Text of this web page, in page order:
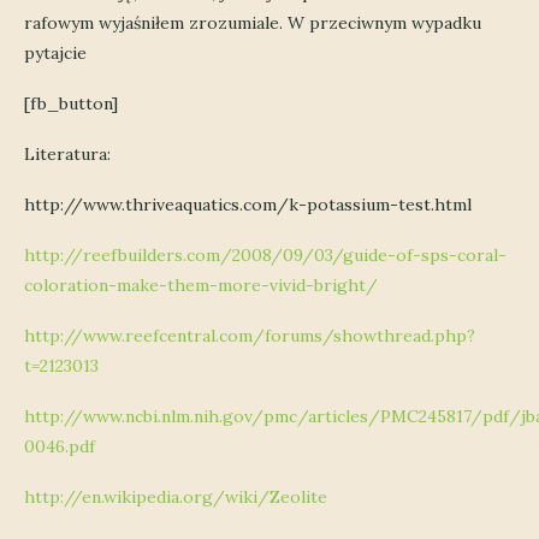
rafowym wyjaśniłem zrozumiale. W przeciwnym wypadku
pytajcie
[fb_button]
Literatura:
http://www.thriveaquatics.com/k-potassium-test.html
http://reefbuilders.com/2008/09/03/guide-of-sps-coral-
coloration-make-them-more-vivid-bright/
http://www.reefcentral.com/forums/showthread.php?
t=2123013
http://www.ncbi.nlm.nih.gov/pmc/articles/PMC245817/pdf/
0046.pdf
http://en.wikipedia.org/wiki/Zeolite